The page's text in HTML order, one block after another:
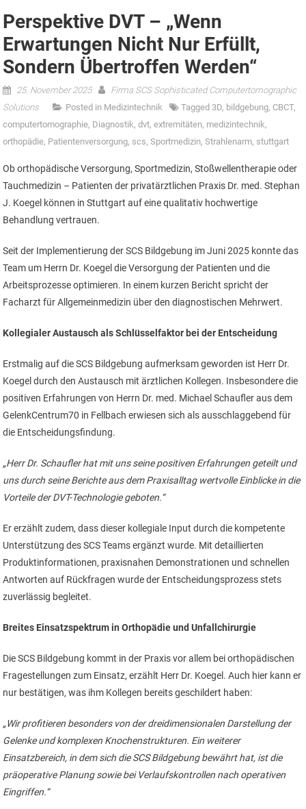
Perspektive DVT – „Wenn
Erwartungen Nicht Nur Erfüllt,
Sondern Übertroffen Werden“
25. November 2025
Firma SCS Sophisticated Computertomographic
Solutions
Posted in Medizintechnik Tagged 3D, bildgebung,CBCT,
computertomographie, Diagnostik,dvt,extremitäten, medizintechnik,
orthopädie, Patientenversorgung, scs,Sportmedizin,Strahlenarm, stuttgart
Ob orthopädische Versorgung, Sportmedizin, Stoßwellentherapie oder
Tauchmedizin – Patienten der privatärztlichen Praxis Dr. med. Stephan
J. Koegel können in Stuttgart auf eine qualitativ hochwertige
Behandlung vertrauen.
Seit der Implementierung der SCS Bildgebung im Juni 2025 konnte das
Team um Herrn Dr. Koegel die Versorgung der Patienten und die
Arbeitsprozesse optimieren. In einem kurzen Bericht spricht der
Facharzt für Allgemeinmedizin über den diagnostischen Mehrwert.
Kollegialer Austausch als Schlüsselfaktor bei der Entscheidung
Erstmalig auf die SCS Bildgebung aufmerksam geworden ist Herr Dr.
Koegel durch den Austausch mit ärztlichen Kollegen. Insbesondere die
positiven Erfahrungen von Herrn Dr. med. Michael Schaufler aus dem
GelenkCentrum70 in Fellbach erwiesen sich als ausschlaggebend für
die Entscheidungsfindung.
„Herr Dr. Schaufler hat mit uns seine positiven Erfahrungen geteilt und
uns durch seine Berichte aus dem Praxisalltag wertvolle Einblicke in die
Vorteile der DVT-Technologie geboten.“
Er erzählt zudem, dass dieser kollegiale Input durch die kompetente
Unterstützung des SCS Teams ergänzt wurde. Mit detaillierten
Produktinformationen, praxisnahen Demonstrationen und schnellen
Antworten auf Rückfragen wurde der Entscheidungsprozess stets
zuverlässig begleitet.
Breites Einsatzspektrum in Orthopädie und Unfallchirurgie
Die SCS Bildgebung kommt in der Praxis vor allem bei orthopädischen
Fragestellungen zum Einsatz, erzählt Herr Dr. Koegel. Auch hier kann er
nur bestätigen, was ihm Kollegen bereits geschildert haben:
„Wir profitieren besonders von der dreidimensionalen Darstellung der
Gelenke und komplexen Knochenstrukturen. Ein weiterer
Einsatzbereich, in dem sich die SCS Bildgebung bewährt hat, ist die
präoperative Planung sowie bei Verlaufskontrollen nach operativen
Eingriffen.“